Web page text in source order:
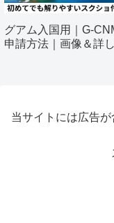
グアム入国用｜G-
申請方法｜画像＆詳
当サイトには広告